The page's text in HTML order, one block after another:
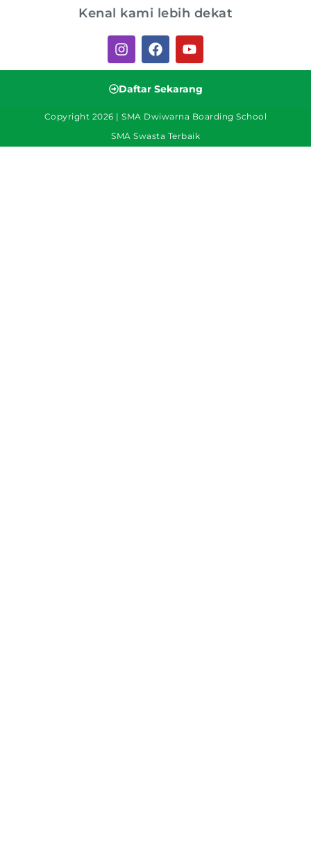
Kenal kami lebih dekat
Daftar Sekarang
Copyright 2026 | SMA Dwiwarna Boarding School
SMA Swasta Terbaik